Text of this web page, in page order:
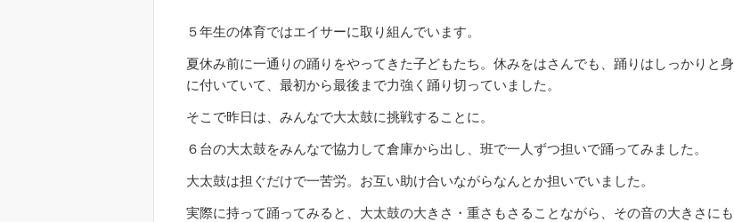
５年生の体育ではエイサーに取り組んでいます。
夏休み前に一通りの踊りをやってきた子どもたち。休みをはさんでも、踊りはしっかりと身
に付いていて、最初から最後まで力強く踊り切っていました。
そこで昨日は、みんなで大太鼓に挑戦することに。
６台の大太鼓をみんなで協力して倉庫から出し、班で一人ずつ担いで踊ってみました。
大太鼓は担ぐだけで一苦労。お互い助け合いながらなんとか担いでいました。
実際に持って踊ってみると、大太鼓の大きさ・重さもさることながら、その音の大きさにも